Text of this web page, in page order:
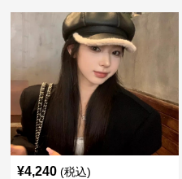
¥4,240 (税込)